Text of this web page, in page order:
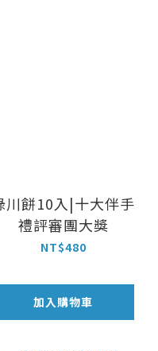
川餅10入|十大伴手
禮評審團大獎
NT$480
加入購物車